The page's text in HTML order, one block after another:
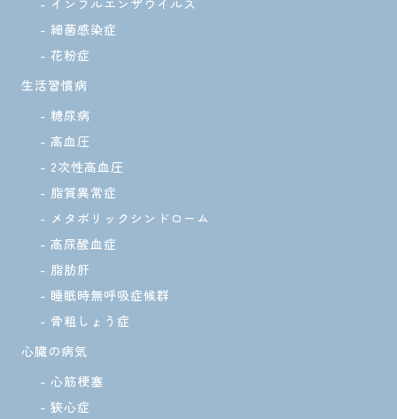
細菌感染症
花粉症
生活習慣病
糖尿病
高血圧
2次性高血圧
脂質異常症
メタボリックシンドローム
高尿酸血症
脂肪肝
睡眠時無呼吸症候群
骨粗しょう症
心臓の病気
心筋梗塞
狭心症